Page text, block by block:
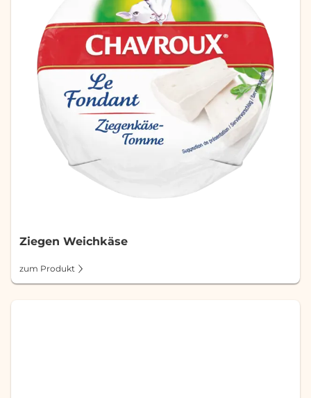
Ziegen Weichkäse
zum Produkt